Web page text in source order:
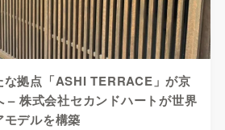
な拠点「ASHI TERRACE」が京
– 株式会社セカンドハートが世界
デルを構築